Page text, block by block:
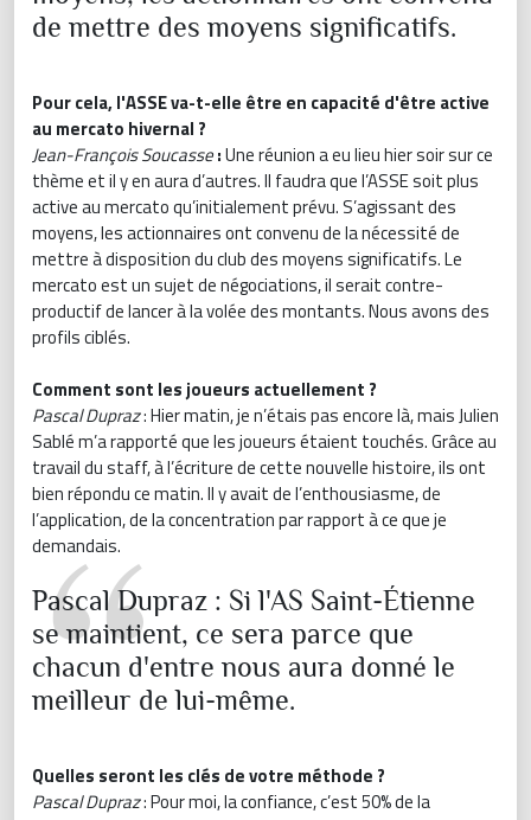
de mettre des moyens significatifs.
Pour cela, l'ASSE va-t-elle être en capacité d'être active
au mercato hivernal ?
Jean-François Soucasse:Une réunion a eu lieu hier soir sur ce
thème et il y en aura d’autres. Il faudra que l’ASSE soit plus
active au mercato qu’initialement prévu. S’agissant des
moyens, les actionnaires ont convenu de la nécessité de
mettre à disposition du club des moyens significatifs. Le
mercato est un sujet de négociations, il serait contre-
productif de lancer à la volée des montants. Nous avons des
profils ciblés.
Comment sont les joueurs actuellement ?
Pascal Dupraz: Hier matin, je n’étais pas encore là, mais Julien
Sablé m’a rapporté que les joueurs étaient touchés. Grâce au
travail du staff, à l’écriture de cette nouvelle histoire, ils ont
bien répondu ce matin. Il y avait de l’enthousiasme, de
l’application, de la concentration par rapport à ce que je
demandais.
Pascal Dupraz : Si l'AS Saint-Étienne
se maintient, ce sera parce que
chacun d'entre nous aura donné le
meilleur de lui-même.
Quelles seront les clés de votre méthode ?
Pascal Dupraz: Pour moi, la confiance, c’est 50% de la